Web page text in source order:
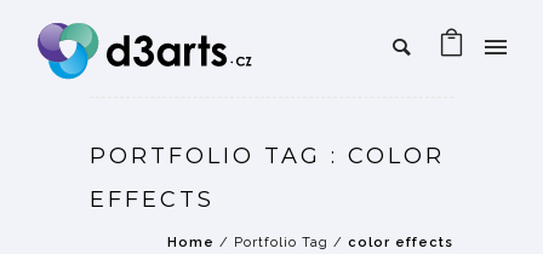
PORTFOLIO TAG : COLOR
EFFECTS
Home / Portfolio Tag / color effects